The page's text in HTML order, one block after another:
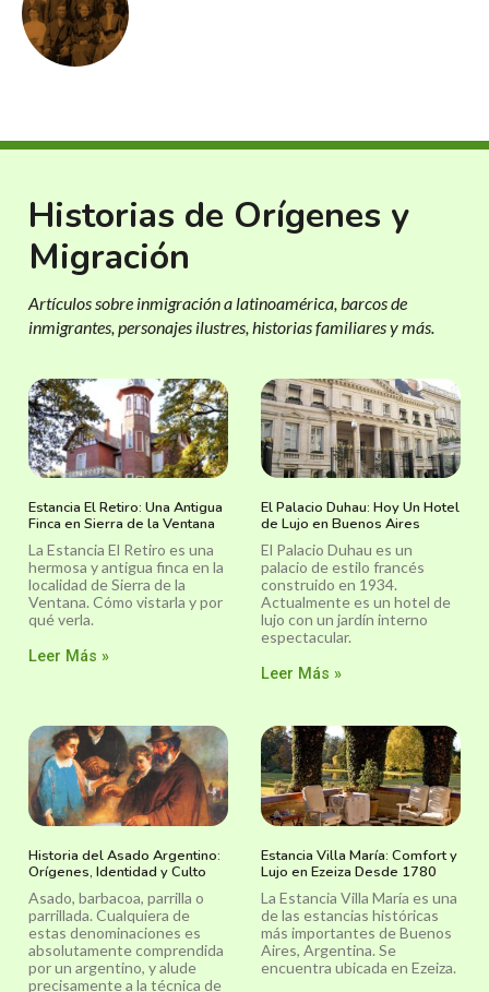
Historias de Orígenes y
Migración
Artículos sobre inmigración a latinoamérica, barcos de
inmigrantes, personajes ilustres, historias familiares y más.
Estancia El Retiro: Una Antigua
Finca en Sierra de la Ventana
La Estancia El Retiro es una
hermosa y antigua finca en la
localidad de Sierra de la
Ventana. Cómo vistarla y por
qué verla.
Leer Más »
El Palacio Duhau: Hoy Un Hotel
de Lujo en Buenos Aires
El Palacio Duhau es un
palacio de estilo francés
construido en 1934.
Actualmente es un hotel de
lujo con un jardín interno
espectacular.
Leer Más »
Historia del Asado Argentino:
Orígenes, Identidad y Culto
Asado, barbacoa, parrilla o
parrillada. Cualquiera de
estas denominaciones es
absolutamente comprendida
por un argentino, y alude
precisamente a la técnica de
Estancia Villa María: Comfort y
Lujo en Ezeiza Desde 1780
La Estancia Villa María es una
de las estancias históricas
más importantes de Buenos
Aires, Argentina. Se
encuentra ubicada en Ezeiza.